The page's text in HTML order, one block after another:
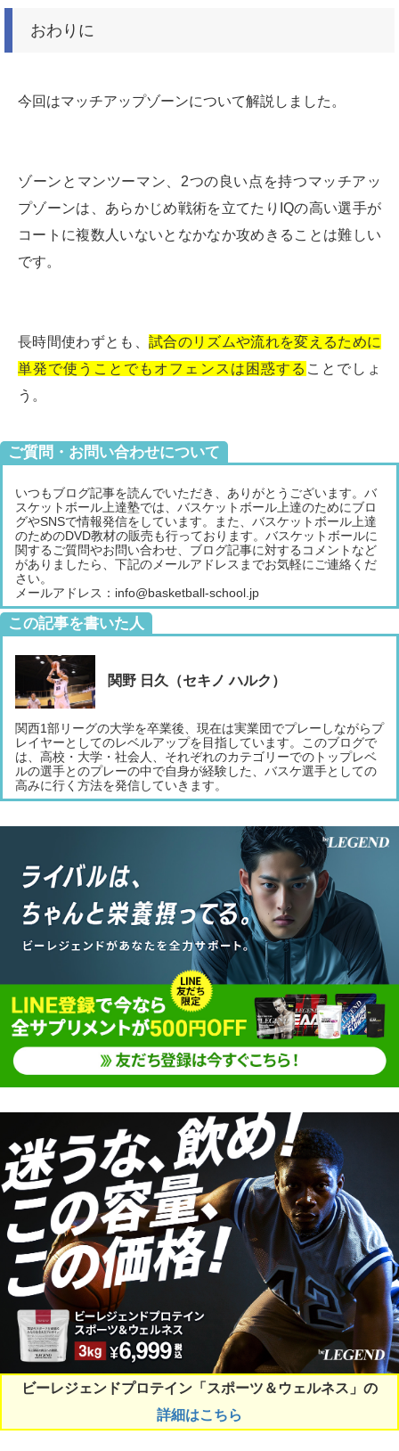
おわりに
今回はマッチアップゾーンについて解説しました。
ゾーンとマンツーマン、2つの良い点を持つマッチアッ
プゾーンは、あらかじめ戦術を立てたりIQの高い選手が
コートに複数人いないとなかなか攻めきることは難しい
です。
長時間使わずとも、 試合のリズムや流れを変えるために
単発で使うことでもオフェンスは困惑する ことでしょ
う。
ご質問・お問い合わせについて
いつもブログ記事を読んでいただき、ありがとうございます。バ
スケットボール上達塾では、バスケットボール上達のためにブロ
グやSNSで情報発信をしています。また、バスケットボール上達
のためのDVD教材の販売も行っております。バスケットボールに
関するご質問やお問い合わせ、ブログ記事に対するコメントなど
がありましたら、下記のメールアドレスまでお気軽にご連絡くだ
さい。
メールアドレス：info@basketball-school.jp
この記事を書いた人
関野 日久（セキノ ハルク）
関西1部リーグの大学を卒業後、現在は実業団でプレーしながらプ
レイヤーとしてのレベルアップを目指しています。このブログで
は、高校・大学・社会人、それぞれのカテゴリーでのトップレベ
ルの選手とのプレーの中で自身が経験した、バスケ選手としての
高みに行く方法を発信していきます。
ビーレジェンドプロテイン「スポーツ＆ウェルネス」の
詳細はこちら